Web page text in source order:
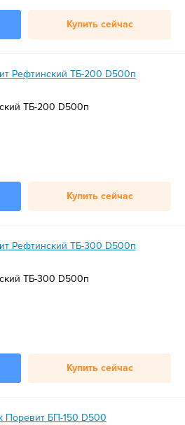
Купить сейчас
ТБ-200 D500п
Купить сейчас
ТБ-300 D500п
Купить сейчас